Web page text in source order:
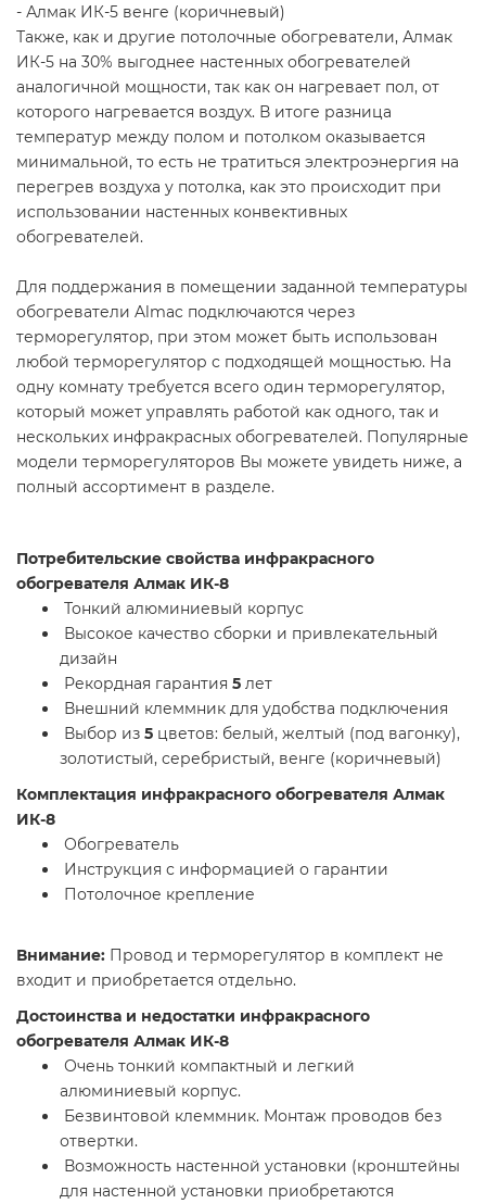
- Алмак ИК-5 венге (коричневый)
Также, как и другие потолочные обогреватели, Алмак
ИК-5 на 30% выгоднее настенных обогревателей
аналогичной мощности, так как он нагревает пол, от
которого нагревается воздух. В итоге разница
температур между полом и потолком оказывается
минимальной, то есть не тратиться электроэнергия на
перегрев воздуха у потолка, как это происходит при
использовании настенных конвективных
обогревателей.
Для поддержания в помещении заданной температуры
обогреватели Almac подключаются через
терморегулятор, при этом может быть использован
любой терморегулятор с подходящей мощностью. На
одну комнату требуется всего один терморегулятор,
который может управлять работой как одного, так и
нескольких инфракрасных обогревателей. Популярные
модели терморегуляторов Вы можете увидеть ниже, а
полный ассортимент в разделе.
Потребительские свойства инфракрасного
обогревателя Алмак ИК-8
Тонкий алюминиевый корпус
Высокое качество сборки и привлекательный
дизайн
Рекордная гарантия 5 лет
Внешний клеммник для удобства подключения
Выбор из 5 цветов: белый, желтый (под вагонку),
золотистый, серебристый, венге (коричневый)
Комплектация инфракрасного обогревателя Алмак
ИК-8
Обогреватель
Инструкция с информацией о гарантии
Потолочное крепление
Внимание: Провод и терморегулятор в комплект не
входит и приобретается отдельно.
Достоинства и недостатки инфракрасного
обогревателя Алмак ИК-8
Очень тонкий компактный и легкий
алюминиевый корпус.
Безвинтовой клеммник. Монтаж проводов без
отвертки.
Возможность настенной установки (кронштейны
для настенной установки приобретаются